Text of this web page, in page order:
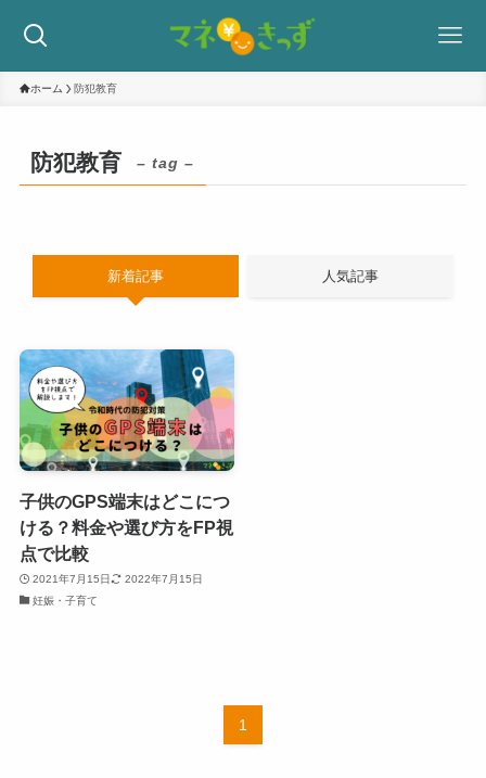
ホーム 防犯教育
防犯教育 – tag –
新着記事 人気記事
子供のGPS端末はどこにつ
ける？料金や選び方をFP視
点で比較
2021年7月15日
2022年7月15日
妊娠・子育て
1